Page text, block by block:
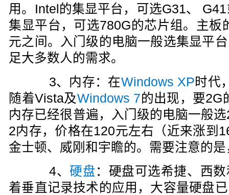
用。Intel的集显平台，可选G31、
集显平台，可选780G的芯片组。主板
元之间。入门级的电脑一般选集显平
足大多数人的需求。
3、内存：在Windows XP时代
随着Vista及Windows 7的出现，要2G
内存已经很普遍，入门级的电脑一般
2内存，价格在120元左右（近来涨到
金士顿、威刚和宇瞻的。需要注意的
4、 硬盘：硬盘可选希捷、西
着垂直记录技术的应用，大容量硬盘